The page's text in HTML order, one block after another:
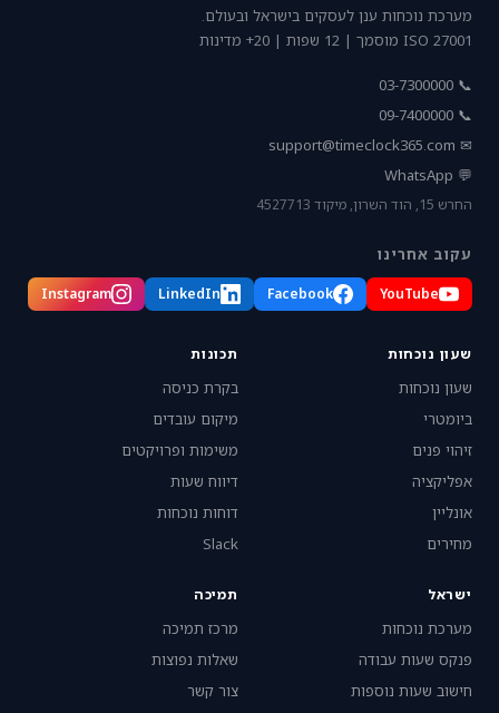
מערכת נוכחות ענן לעסקים בישראל ובעולם.
ISO 27001 מוסמך | 12 שפות | 20+ מדינות
📞 03-7300000
📞 09-7400000
✉
support@timeclock365.com
💬 WhatsApp
החרש 15, הוד השרון, מיקוד 4527713
עקוב אחרינו
YouTube
Facebook
LinkedIn
Instagram
שעון נוכחות
שעון נוכחות
ביומטרי
זיהוי פנים
אפליקציה
אונליין
מחירים
תכונות
בקרת כניסה
מיקום עובדים
משימות ופרויקטים
דיווח שעות
דוחות נוכחות
Slack
ישראל
מערכת נוכחות
פנקס שעות עבודה
חישוב שעות נוספות
תמיכה
מרכז תמיכה
שאלות נפוצות
צור קשר